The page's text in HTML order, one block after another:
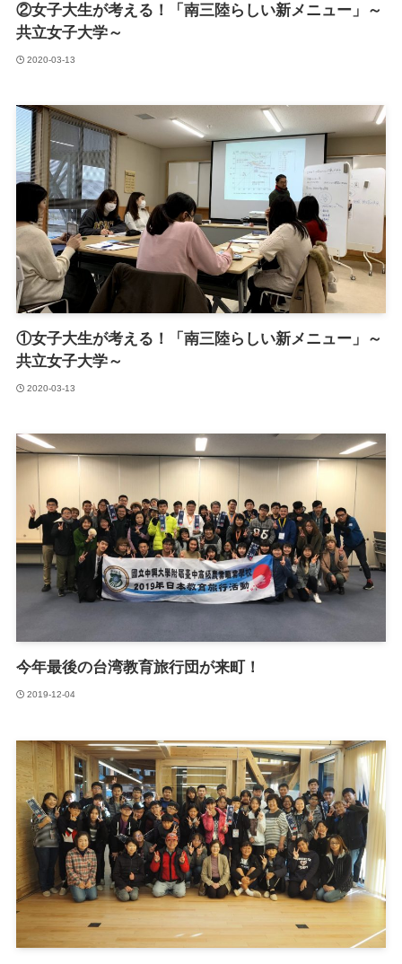
②女子大生が考える！「南三陸らしい新メニュー」～
共立女子大学～
2020-03-13
①女子大生が考える！「南三陸らしい新メニュー」～
共立女子大学～
2020-03-13
今年最後の台湾教育旅行団が来町！
2019-12-04